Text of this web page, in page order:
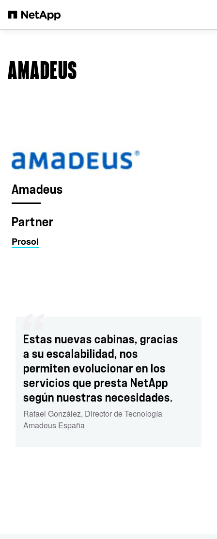
AMADEUS
Amadeus
Partner
Prosol
Estas nuevas cabinas, gracias
a su escalabilidad, nos
permiten evolucionar en los
servicios que presta NetApp
según nuestras necesidades.
Rafael González, Director de Tecnología
Amadeus España